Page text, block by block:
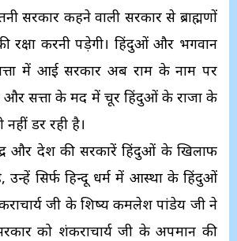
सरकार कहने वाली सरकार से ब्राह्मणों
रक्षा करनी पड़ेगी। हिंदुओं और भगवान
में आई सरकार अब राम के नाम पर
और सत्ता के मद में चूर हिंदुओं के राजा के
डर रही है।
और प्रदेश की सरकारें हिंदुओं के खिलाफ
उन्हें सिर्फ हिन्दू धर्म में आस्था के हिंदुओं
जी के शिष्य कमलेश पांडेय जी ने
को शंकराचार्य जी के अपमान की